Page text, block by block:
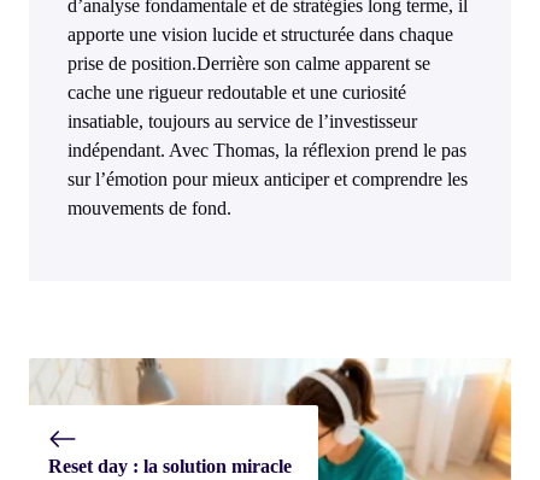
d’analyse fondamentale et de stratégies long terme, il
apporte une vision lucide et structurée dans chaque
prise de position.Derrière son calme apparent se
cache une rigueur redoutable et une curiosité
insatiable, toujours au service de l’investisseur
indépendant. Avec Thomas, la réflexion prend le pas
sur l’émotion pour mieux anticiper et comprendre les
mouvements de fond.
Reset day : la solution miracle